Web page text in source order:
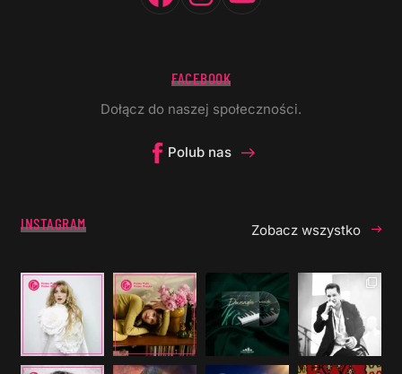
FACEBOOK
Dołącz do naszej społeczności.
Polub nas
INSTAGRAM Zobacz wszystko